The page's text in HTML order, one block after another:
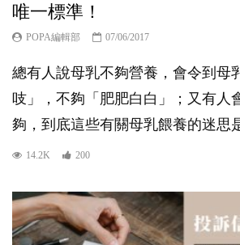
唯一標準！
POPA編輯部 07/06/2017
總有人說母乳不夠營養，會令到母
吱」，不夠「肥肥白白」；又有人
夠，到底這些有關母乳餵養的迷思
14.2K 200